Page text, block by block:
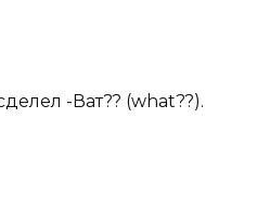
-Ват?? (what??).